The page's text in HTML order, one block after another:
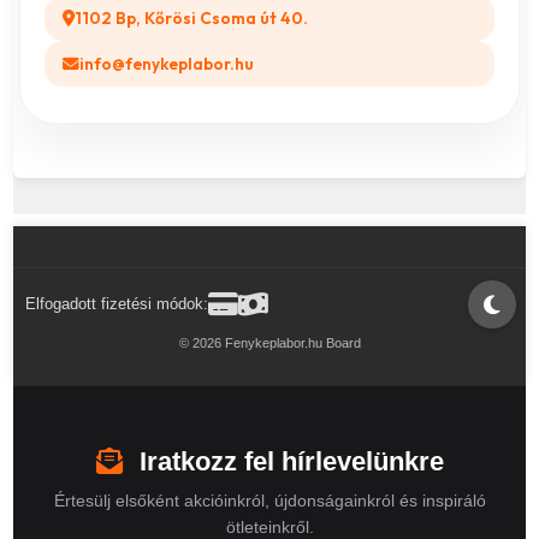
1102 Bp, Kőrösi Csoma út 40.
info@fenykeplabor.hu
Elfogadott fizetési módok:
© 2026 Fenykeplabor.hu Board
Iratkozz fel hírlevelünkre
Értesülj elsőként akcióinkról, újdonságainkról és inspiráló
ötleteinkről.